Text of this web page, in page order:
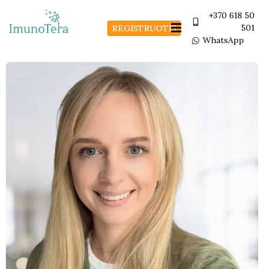
+370 618 50
501
WhatsApp
REGISTRUOTIS